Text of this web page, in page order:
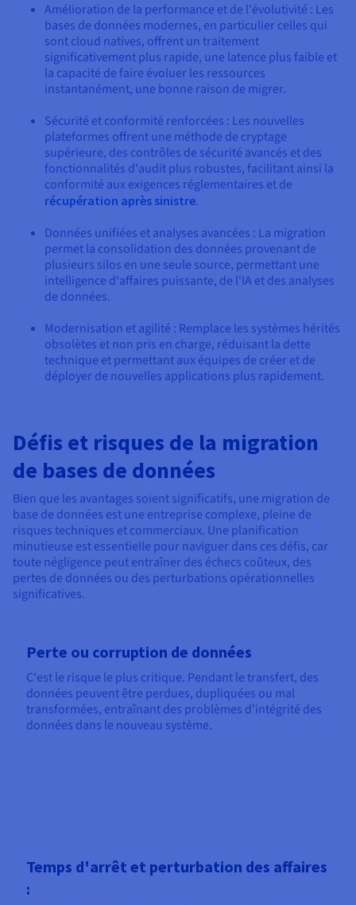
Amélioration de la performance et de l'évolutivité : Les
bases de données modernes, en particulier celles qui
sont cloud natives, offrent un traitement
significativement plus rapide, une latence plus faible et
la capacité de faire évoluer les ressources
instantanément, une bonne raison de migrer.
Sécurité et conformité renforcées : Les nouvelles
plateformes offrent une méthode de cryptage
supérieure, des contrôles de sécurité avancés et des
fonctionnalités d'audit plus robustes, facilitant ainsi la
conformité aux exigences réglementaires et de
récupération après sinistre.
Données unifiées et analyses avancées : La migration
permet la consolidation des données provenant de
plusieurs silos en une seule source, permettant une
intelligence d'affaires puissante, de l'IA et des analyses
de données.
Modernisation et agilité : Remplace les systèmes hérités
obsolètes et non pris en charge, réduisant la dette
technique et permettant aux équipes de créer et de
déployer de nouvelles applications plus rapidement.
Défis et risques de la migration
de bases de données
Bien que les avantages soient significatifs, une migration de
base de données est une entreprise complexe, pleine de
risques techniques et commerciaux. Une planification
minutieuse est essentielle pour naviguer dans ces défis, car
toute négligence peut entraîner des échecs coûteux, des
pertes de données ou des perturbations opérationnelles
significatives.
Perte ou corruption de données
C'est le risque le plus critique. Pendant le transfert, des
données peuvent être perdues, dupliquées ou mal
transformées, entraînant des problèmes d'intégrité des
données dans le nouveau système.
Temps d'arrêt et perturbation des affaires
: